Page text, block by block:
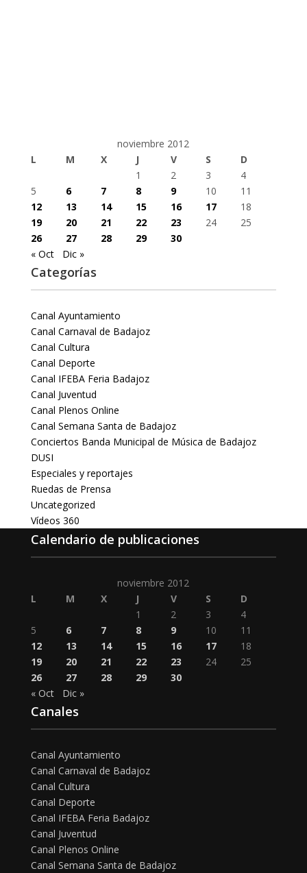
noviembre 2012
L
M X J V S
D
1
2 3
4
5
6 7 8 9 10
11
12
13 14 15 16 17
18
19
20 21 22 23 24
25
26
27 28 29
30
« Oct
Dic »
Categorías
Canal Ayuntamiento
Canal Carnaval de Badajoz
Canal Cultura
Canal Deporte
Canal IFEBA Feria Badajoz
Canal Juventud
Canal Plenos Online
Canal Semana Santa de Badajoz
Conciertos Banda Municipal de Música de Badajoz
DUSI
Especiales y reportajes
Ruedas de Prensa
Uncategorized
Vídeos 360
Calendario de publicaciones
noviembre 2012
L
M X J V S
D
1
2 3
4
5
6 7 8 9 10
11
12
13 14 15 16 17
18
19
20 21 22 23 24
25
26
27 28 29
30
« Oct
Dic »
Canales
Canal Ayuntamiento
Canal Carnaval de Badajoz
Canal Cultura
Canal Deporte
Canal IFEBA Feria Badajoz
Canal Juventud
Canal Plenos Online
Canal Semana Santa de Badajoz